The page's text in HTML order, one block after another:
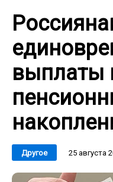
выплаты
Другое 25 августа